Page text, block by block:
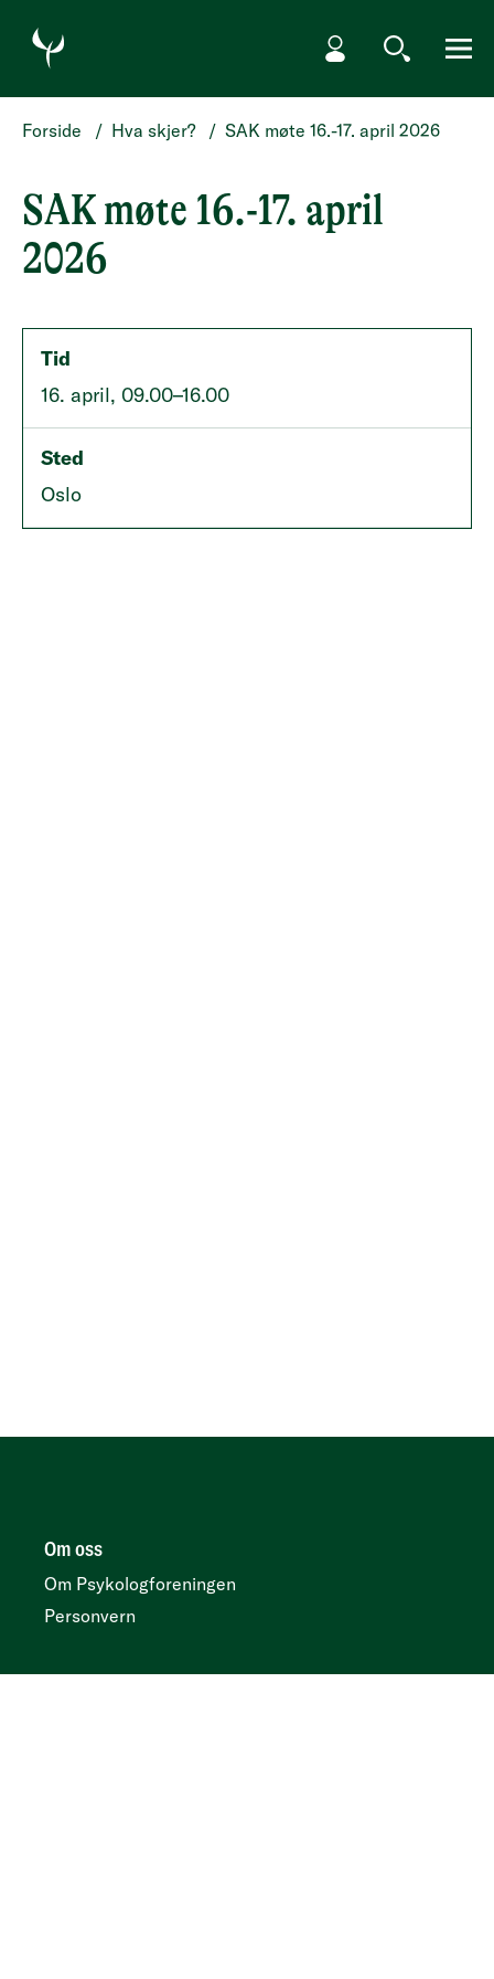
HOPP TIL HOVEDINNHOLD
Min side
Søk Meny
Forside / Hva skjer? / SAK møte 16.-17. april 2026
SAK møte 16.-17. april
2026
Tid
16. april, 09.00–16.00
Sted
Oslo
Om oss
Om Psykologforeningen
Personvern
Her finner du oss